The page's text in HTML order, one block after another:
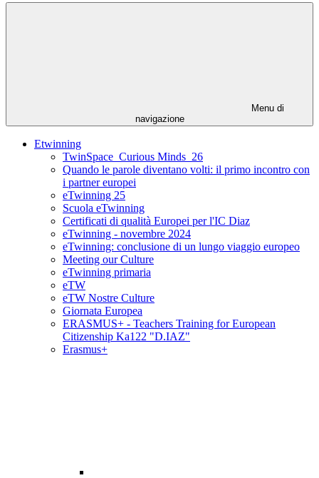
Menu di
navigazione
Etwinning
TwinSpace_Curious Minds_26
Quando le parole diventano volti: il primo incontro con
i partner europei
eTwinning 25
Scuola eTwinning
Certificati di qualità Europei per l'IC Diaz
eTwinning - novembre 2024
eTwinning: conclusione di un lungo viaggio europeo
Meeting our Culture
eTwinning primaria
eTW
eTW Nostre Culture
Giornata Europea
ERASMUS+ - Teachers Training for European
Citizenship Ka122 "D.IAZ"
Erasmus+